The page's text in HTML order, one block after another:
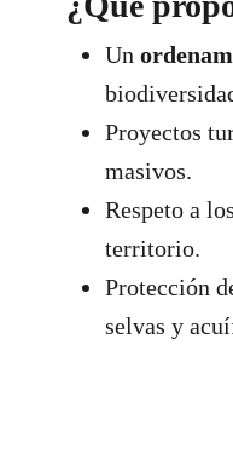
Un
Proyectos
masivos.
Respeto a
territorio.
Protección
selvas y